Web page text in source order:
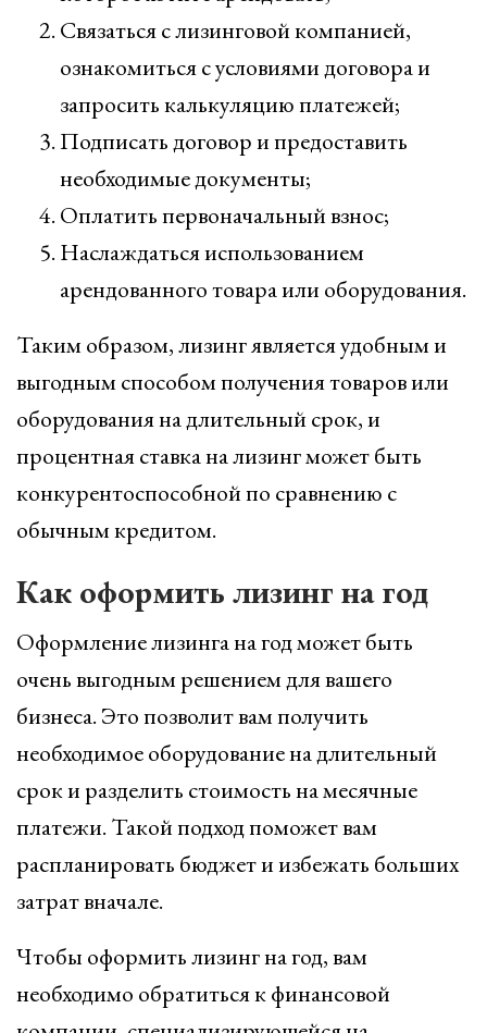
Связаться с лизинговой компанией,
ознакомиться с условиями договора и
запросить калькуляцию платежей;
Подписать договор и предоставить
необходимые документы;
Оплатить первоначальный взнос;
Наслаждаться использованием
арендованного товара или оборудования.
Таким образом, лизинг является удобным и
выгодным способом получения товаров или
оборудования на длительный срок, и
процентная ставка на лизинг может быть
конкурентоспособной по сравнению с
обычным кредитом.
Как оформить лизинг на год
Оформление лизинга на год может быть
очень выгодным решением для вашего
бизнеса. Это позволит вам получить
необходимое оборудование на длительный
срок и разделить стоимость на месячные
платежи. Такой подход поможет вам
распланировать бюджет и избежать больших
затрат вначале.
Чтобы оформить лизинг на год, вам
необходимо обратиться к финансовой